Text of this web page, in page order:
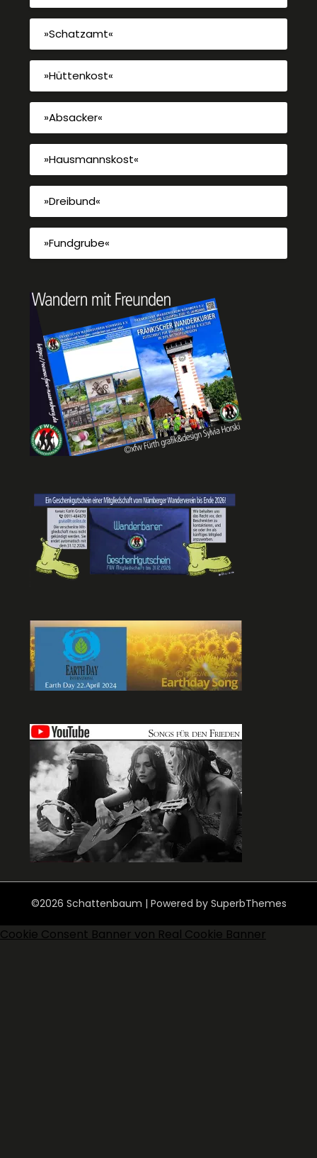
»Schatzamt«
»Hüttenkost«
»Absacker«
»Hausmannskost«
»Dreibund«
»Fundgrube«
©2026 Schattenbaum | Powered by SuperbThemes
Cookie Consent Banner von Real Cookie Banner